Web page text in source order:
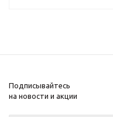
Подписывайтесь
на новости и акции